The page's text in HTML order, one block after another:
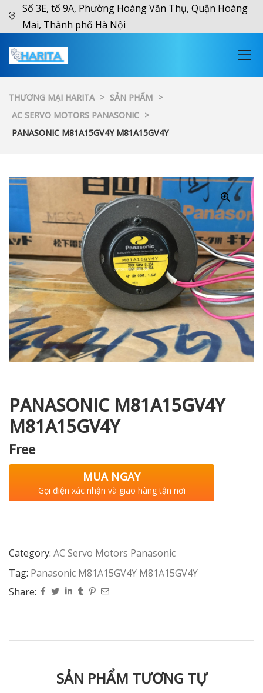
Số 3E, tổ 9A, Phường Hoàng Văn Thụ, Quận Hoàng
Mai, Thành phố Hà Nội
THƯƠNG MẠI HARITA > SẢN PHẨM >
AC SERVO MOTORS PANASONIC >
PANASONIC M81A15GV4Y M81A15GV4Y
PANASONIC M81A15GV4Y
M81A15GV4Y
Free
MUA NGAY
Gọi điện xác nhận và giao hàng tận nơi
Category: AC Servo Motors Panasonic
Tag: Panasonic M81A15GV4Y M81A15GV4Y
Share:
SẢN PHẨM TƯƠNG TỰ
XNK